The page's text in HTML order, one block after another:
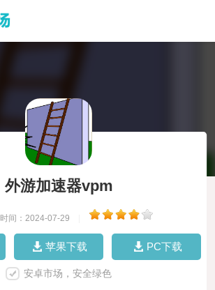
外游加速器vpm
时间：2024-07-29
苹果下载 PC下载
安卓市场，安全绿色